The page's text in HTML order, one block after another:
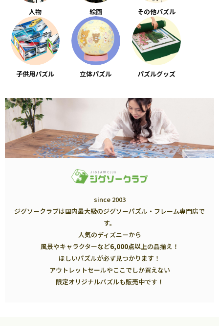
人物 絵画 その他パズル
子供用パズル 立体パズル パズルグッズ
since 2003
ジグソークラブは国内最大級のジグソーパズル・フレーム専門店で
す。
人気のディズニーから
風景やキャラクターなど6,000点以上の品揃え！
ほしいパズルが必ず見つかります！
アウトレットセールやここでしか買えない
限定オリジナルパズルも販売中です！